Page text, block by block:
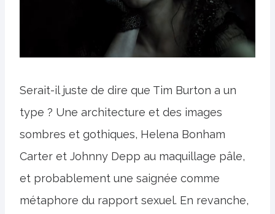
Serait-il juste de dire que Tim Burton a un
type ? Une architecture et des images
sombres et gothiques, Helena Bonham
Carter et Johnny Depp au maquillage pâle,
et probablement une saignée comme
métaphore du rapport sexuel. En revanche,